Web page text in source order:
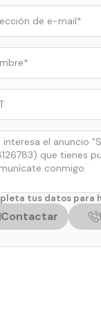
tus datos para
Contactar